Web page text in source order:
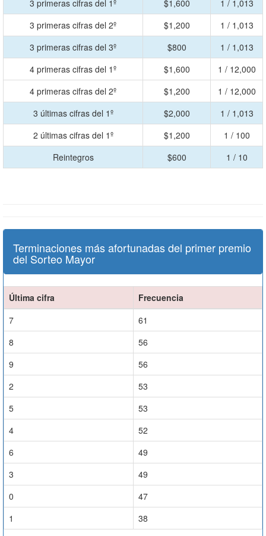
3 primeras cifras del 1º
$1,600
1 / 1,013
3 primeras cifras del 2º
$1,200
1 / 1,013
3 primeras cifras del 3º
$800
1 / 1,013
4 primeras cifras del 1º
$1,600
1 / 12,000
4 primeras cifras del 2º
$1,200
1 / 12,000
3 últimas cifras del 1º
$2,000
1 / 1,013
2 últimas cifras del 1º
$1,200
1 / 100
Reintegros
$600 1 / 10
Terminaciones más afortunadas del primer premio
del Sorteo Mayor
Última cifra
Frecuencia
7
61
8
56
9
56
2
53
5
53
4
52
6
49
3
49
0
47
1
38